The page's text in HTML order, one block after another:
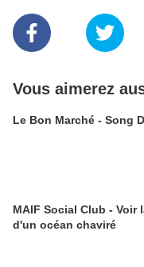
Vous aimerez
Le Bon Marché - Song
MAIF Social Club - Voir
d'un océan chaviré